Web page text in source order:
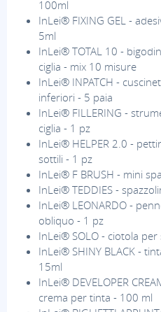
100ml
InLei® FIXING GEL -
5ml
InLei® TOTAL 10 -
ciglia - mix 10 misure
InLei® INPATCH -
inferiori - 5 paia
InLei® FILLERING -
ciglia - 1 pz
InLei® HELPER 2.0 -
sottili - 1 pz
InLei® F BRUSH - mini
InLei® TEDDIES -
InLei® LEONARDO -
obliquo - 1 pz
InLei® SOLO - ciotola
InLei® SHINY BLACK -
15ml
InLei® DEVELOPER
crema per tinta - 100 ml